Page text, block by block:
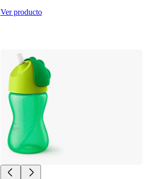
Ver producto